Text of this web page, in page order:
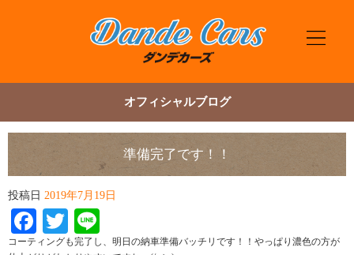
オフィシャルブログ
準備完了です！！
投稿日 2019年7月19日
Facebook
Twitter
コーティングも完了し、明日の納車準備バッチリです！！やっぱり濃色の方が